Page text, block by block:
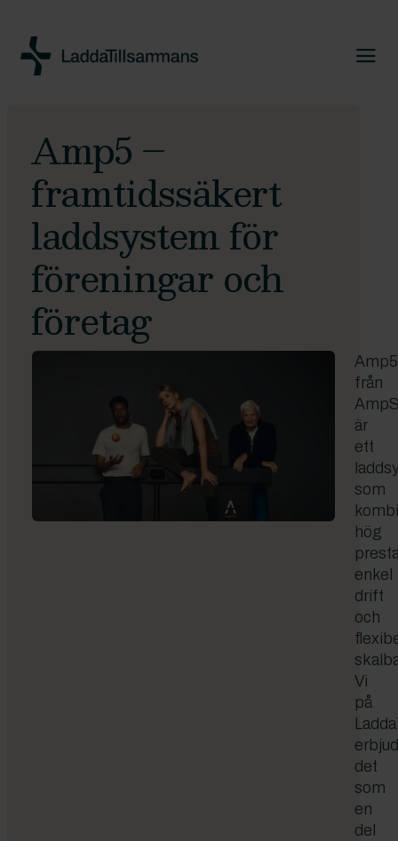
Amp5 –
framtidssäkert
laddsystem för
föreningar och
företag
Amp5
från
är
ett
som
hög
enkel
drift
och
Vi
på
det
som
en
del